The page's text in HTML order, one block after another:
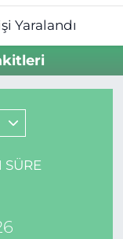
Yaralandı
SÜRE
Fikstür